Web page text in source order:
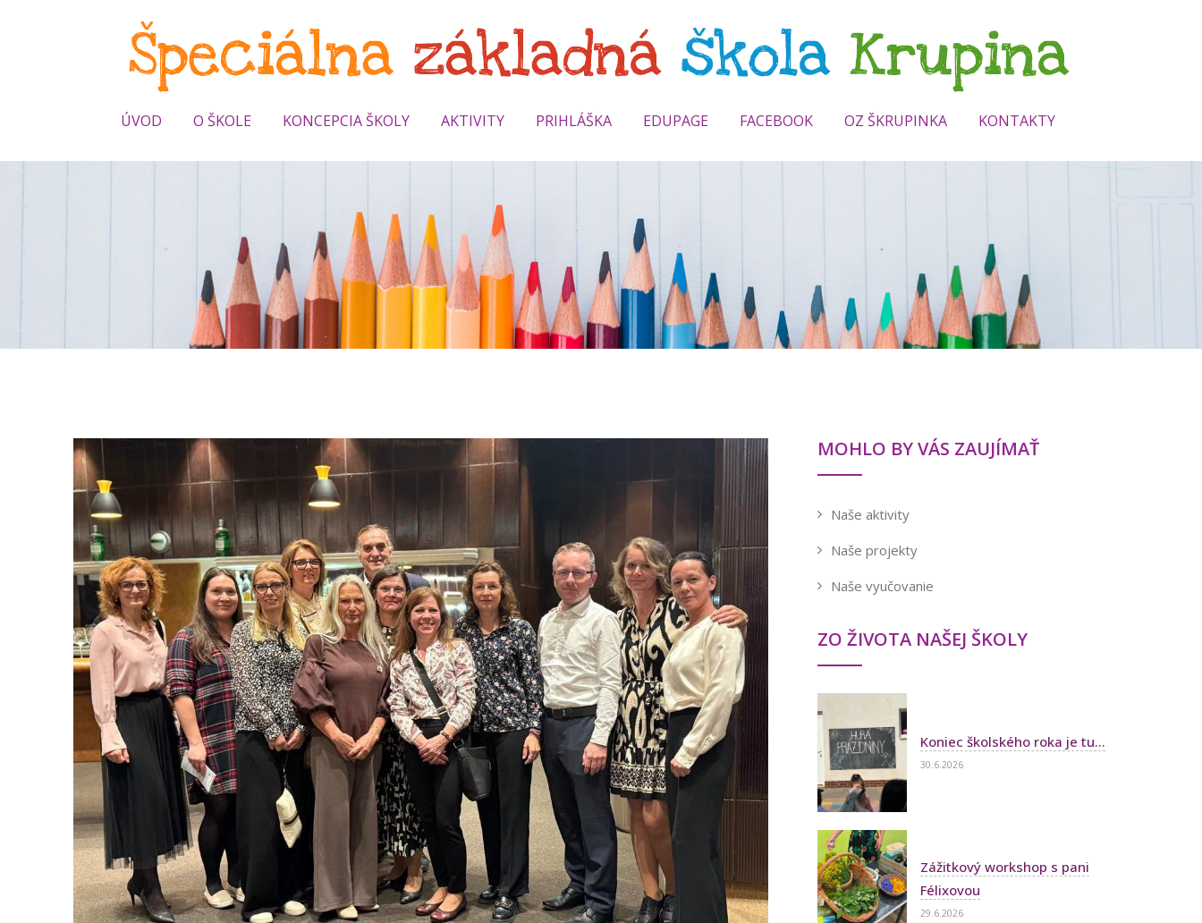
ÚVOD O ŠKOLE KONCEPCIA ŠKOLY AKTIVITY PRIHLÁŠKA EDUPAGE FACEBOOK OZ ŠKRUPINKA KONTAKTY
MOHLO BY VÁS ZAUJÍMAŤ
Naše aktivity
Naše projekty
Naše vyučovanie
ZO ŽIVOTA NAŠEJ ŠKOLY
Koniec školského roka je tu...
30.6.2026
Zážitkový workshop s pani
Félixovou
29.6.2026